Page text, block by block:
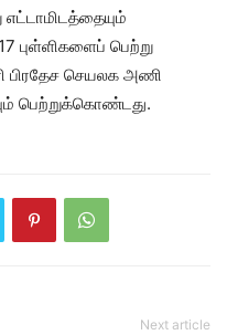
புள்ளிகளைப் பெற்று
பிரதேச செயலக அணி
பெற்றுக்கொண்டது.
Next article